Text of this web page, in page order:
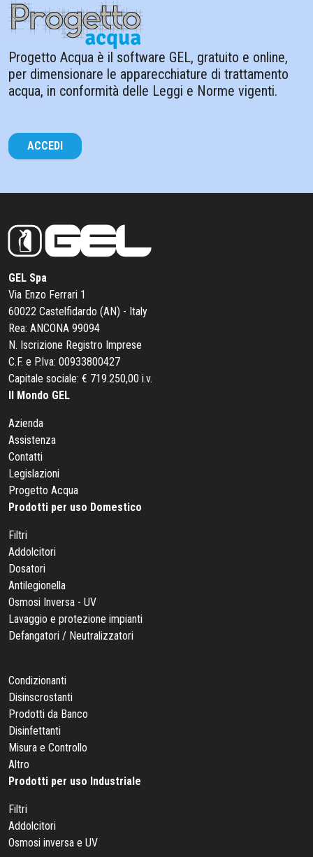
Progetto Acqua è il software GEL, gratuito e online,
per dimensionare le apparecchiature di trattamento
acqua, in conformità delle Leggi e Norme vigenti.
ACCEDI
GEL Spa
Via Enzo Ferrari 1
60022 Castelfidardo (AN) - Italy
Rea: ANCONA 99094
N. Iscrizione Registro Imprese
C.F. e P.Iva: 00933800427
Capitale sociale: € 719.250,00 i.v.
Il Mondo GEL
Azienda
Assistenza
Contatti
Legislazioni
Progetto Acqua
Prodotti per uso Domestico
Filtri
Addolcitori
Dosatori
Antilegionella
Osmosi Inversa - UV
Lavaggio e protezione impianti
Defangatori / Neutralizzatori
Condizionanti
Disinscrostanti
Prodotti da Banco
Disinfettanti
Misura e Controllo
Altro
Prodotti per uso Industriale
Filtri
Addolcitori
Osmosi inversa e UV